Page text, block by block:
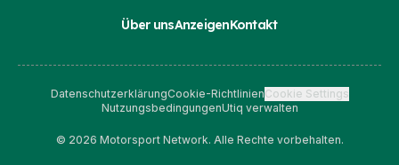
Über unsAnzeigenKontakt
DatenschutzerklärungCookie-RichtlinienCookie Settings
NutzungsbedingungenUtiq verwalten
© 2026 Motorsport Network. Alle Rechte vorbehalten.